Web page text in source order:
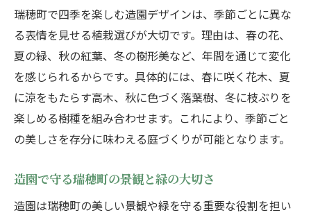
造園のプロに任せる手入れのメリット
忙しくても続く造園維持のポイント
時短でできる造園のメンテナンス方法
家族みんなでできる簡単造園ケア術
造園サービスで安心の庭管理を実現
地域の景観美化を考えた庭づくりの極意
美しい街並みを守る造園庭師の役割
住まいと調和する造園デザインの工夫
瑞穂町で四季を楽しむ造園デザインは、季節ごとに異な
る表情を見せる植栽選びが大切です。理由は、春の花、
夏の緑、秋の紅葉、冬の樹形美など、年間を通じて変化
を感じられるからです。具体的には、春に咲く花木、夏
に涼をもたらす高木、秋に色づく落葉樹、冬に枝ぶりを
楽しめる樹種を組み合わせます。これにより、季節ごと
の美しさを存分に味わえる庭づくりが可能となります。
造園で守る瑞穂町の景観と緑の大切さ
造園は瑞穂町の美しい景観や緑を守る重要な役割を担い